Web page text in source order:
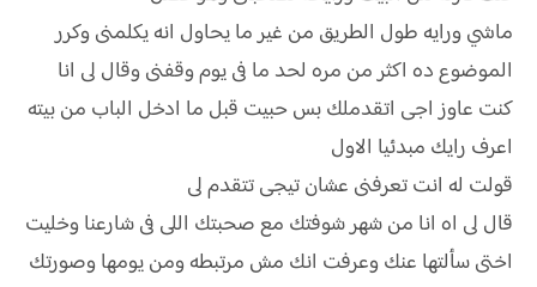
ماشي ورايه طول الطريق من غير ما يحاول انه يكلمنى وكرر
الموضوع ده اكثر من مره لحد ما فى يوم وقفنى وقال لى انا
كنت عاوز اجى اتقدملك بس حبيت قبل ما ادخل الباب من بيته
اعرف رايك مبدئيا الاول
قولت له انت تعرفنى عشان تيجى تتقدم لى
قال لى اه انا من شهر شوفتك مع صحبتك اللى فى شارعنا وخليت
اختى سألتها عنك وعرفت انك مش مرتبطه ومن يومها وصورتك